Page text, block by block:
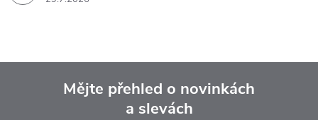
Mějte přehled o novinkách
a slevách